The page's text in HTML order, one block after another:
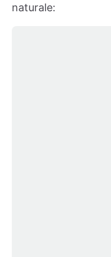
naturale: